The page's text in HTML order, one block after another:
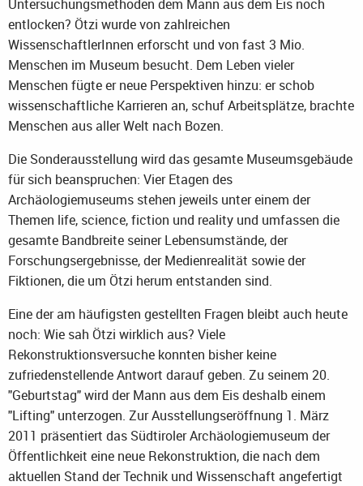
Untersuchungsmethoden dem Mann aus dem Eis noch
entlocken? Ötzi wurde von zahlreichen
WissenschaftlerInnen erforscht und von fast 3 Mio.
Menschen im Museum besucht. Dem Leben vieler
Menschen fügte er neue Perspektiven hinzu: er schob
wissenschaftliche Karrieren an, schuf Arbeitsplätze, brachte
Menschen aus aller Welt nach Bozen.
Die Sonderausstellung wird das gesamte Museumsgebäude
für sich beanspruchen: Vier Etagen des
Archäologiemuseums stehen jeweils unter einem der
Themen life, science, fiction und reality und umfassen die
gesamte Bandbreite seiner Lebensumstände, der
Forschungsergebnisse, der Medienrealität sowie der
Fiktionen, die um Ötzi herum entstanden sind.
Eine der am häufigsten gestellten Fragen bleibt auch heute
noch: Wie sah Ötzi wirklich aus? Viele
Rekonstruktionsversuche konnten bisher keine
zufriedenstellende Antwort darauf geben. Zu seinem 20.
"Geburtstag" wird der Mann aus dem Eis deshalb einem
"Lifting" unterzogen. Zur Ausstellungseröffnung 1. März
2011 präsentiert das Südtiroler Archäologiemuseum der
Öffentlichkeit eine neue Rekonstruktion, die nach dem
aktuellen Stand der Technik und Wissenschaft angefertigt